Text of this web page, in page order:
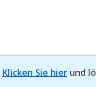
Klicken Sie hier und